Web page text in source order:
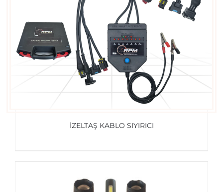
İZELTAŞ KABLO SIYIRICI